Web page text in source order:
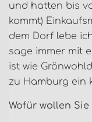
und hatten bis
kommt)
dem Dorf lebe
sage immer mit
ist wie
zu Hamburg ein
Wofür wollen